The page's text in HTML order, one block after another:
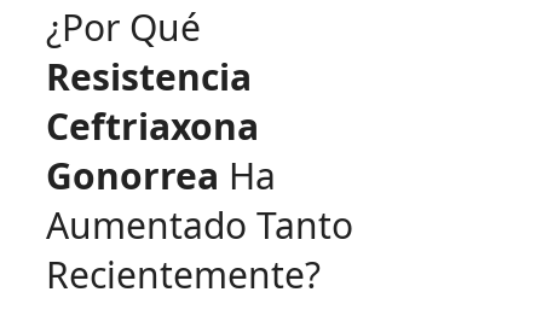
¿Por Qué
Resistencia
Ceftriaxona
Gonorrea Ha
Aumentado Tanto
Recientemente?